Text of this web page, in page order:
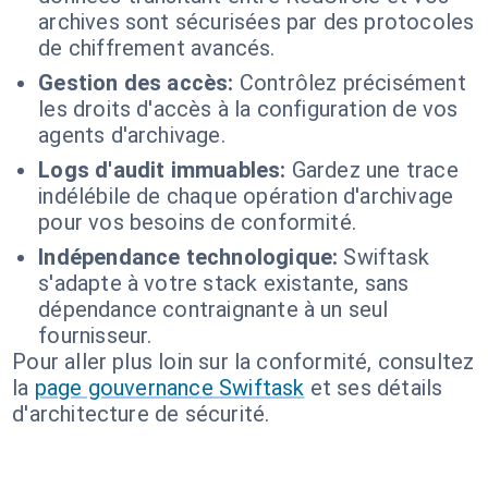
archives sont sécurisées par des protocoles
de chiffrement avancés.
Gestion des accès: Contrôlez précisément
les droits d'accès à la configuration de vos
agents d'archivage.
Logs d'audit immuables: Gardez une trace
indélébile de chaque opération d'archivage
pour vos besoins de conformité.
Indépendance technologique: Swiftask
s'adapte à votre stack existante, sans
dépendance contraignante à un seul
fournisseur.
Pour aller plus loin sur la conformité, consultez
la page gouvernance Swiftask et ses détails
d'architecture de sécurité.